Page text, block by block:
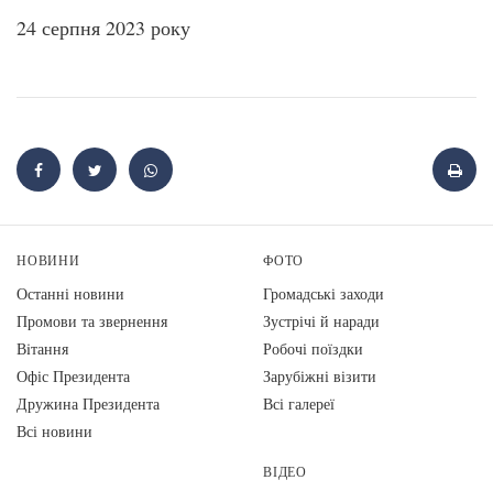
24 серпня 2023 року
НОВИНИ
Останні новини
Промови та звернення
Вiтання
Офіс Президента
Дружина Президента
Всі новини
ФОТО
Громадські заходи
Зустрічі й наради
Робочі поїздки
Зарубіжні візити
Всі галереї
ВІДЕО